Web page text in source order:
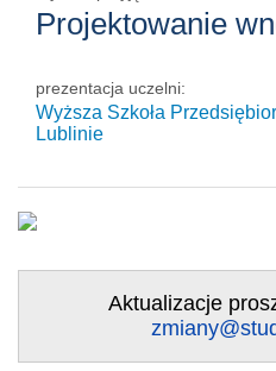
Projektowanie
prezentacja uczelni:
Wyższa Szkoła
Lublinie
Aktualizacje